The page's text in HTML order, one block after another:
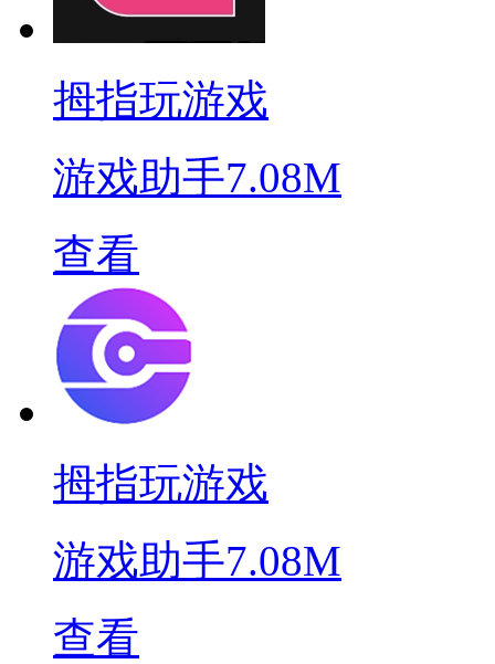
拇指玩游戏
游戏助手7.08M
查看
拇指玩游戏
游戏助手7.08M
查看